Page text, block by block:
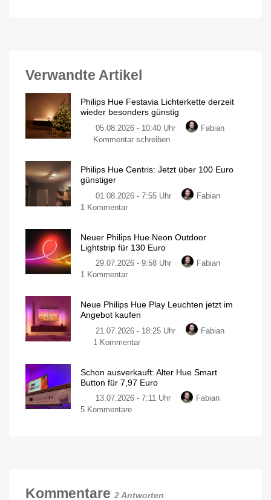
Verwandte Artikel
Philips Hue Festavia Lichterkette derzeit
wieder besonders günstig
05.08.2026 - 10:40 Uhr
Fabian
Kommentar schreibenzu
Festavia
derzeit
LEDs
Philips Hue Centris: Jetzt über 100 Euro
günstiger
01.08.2026 - 7:55 Uhr
Fabian
1 Kommentarzu
Centris:
Jetzt
über
100
Individuelle
Deckenleuchte
mit
Lumen
Neuer Philips Hue Neon Outdoor
Lightstrip für 130 Euro
29.07.2026 - 9:58 Uhr
Fabian
1 Kommentarzu
Hue
Neon
Outdoor
Lightstrip
Euro
Ausgestattet
Gradient-
Neue Philips Hue Play Leuchten jetzt im
Angebot kaufen
21.07.2026 - 18:25 Uhr
Fabian
1 Kommentarzu
Hue
Play
Leuchten
Schon ausverkauft: Alter Hue Smart
Button für 7,97 Euro
13.07.2026 - 7:11 Uhr
Fabian
5 Kommentarezu
Kommentare 2 Antworten